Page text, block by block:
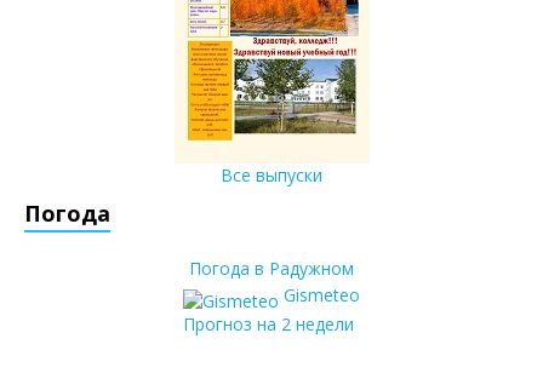
Все выпуски
Погода
Погода в Радужном
Gismeteo
Прогноз на 2 недели